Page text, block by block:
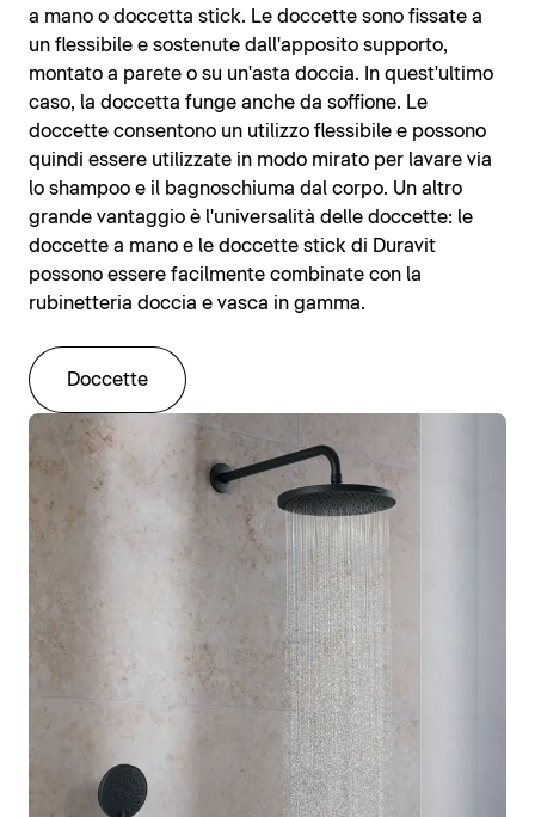
a mano o doccetta stick. Le doccette sono fissate a
un flessibile e sostenute dall'apposito supporto,
montato a parete o su un'asta doccia. In quest'ultimo
caso, la doccetta funge anche da soffione. Le
doccette consentono un utilizzo flessibile e possono
quindi essere utilizzate in modo mirato per lavare via
lo shampoo e il bagnoschiuma dal corpo. Un altro
grande vantaggio è l'universalità delle doccette: le
doccette a mano e le doccette stick di Duravit
possono essere facilmente combinate con la
rubinetteria doccia e vasca in gamma.
Doccette